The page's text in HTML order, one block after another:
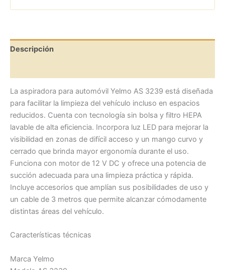
Descripción
La aspiradora para automóvil Yelmo AS 3239 está diseñada
para facilitar la limpieza del vehículo incluso en espacios
reducidos. Cuenta con tecnología sin bolsa y filtro HEPA
lavable de alta eficiencia. Incorpora luz LED para mejorar la
visibilidad en zonas de difícil acceso y un mango curvo y
cerrado que brinda mayor ergonomía durante el uso.
Funciona con motor de 12 V DC y ofrece una potencia de
succión adecuada para una limpieza práctica y rápida.
Incluye accesorios que amplían sus posibilidades de uso y
un cable de 3 metros que permite alcanzar cómodamente
distintas áreas del vehículo.
Características técnicas
Marca Yelmo